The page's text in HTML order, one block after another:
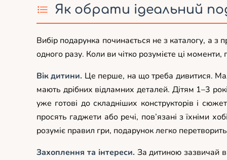
Як обрати ідеальний
Вибір подарунка починається не з каталогу, а з
одного разу. Коли ви чітко розумієте ці
Вік дитини. Це перше, на що треба дивитися.
мають дрібних відламних деталей. Дітям 1–3
уже готові до складніших конструкторів і
просять гаджети або речі, пов’язані з їхніми
розуміє правил гри, подарунок легко
Захоплення та інтереси. За дитиною зазвичай